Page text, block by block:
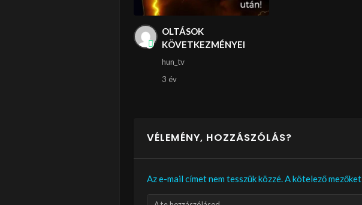
OLTÁSOK
KÖVETKEZMÉNYEI
hun_tv
3 év
VÉLEMÉNY, HOZZÁSZÓLÁS?
Az e-mail címet nem tesszük közzé.A kötelező mezőket